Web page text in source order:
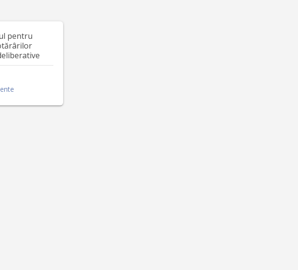
pentru